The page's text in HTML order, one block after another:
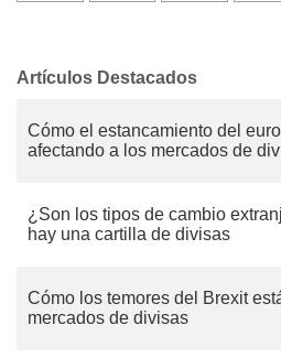
Artículos Destacados
Cómo el estancamiento del
afectando a los mercados de
¿Son los tipos de cambio
hay una cartilla de divisas
Cómo los temores del Brexit
mercados de divisas